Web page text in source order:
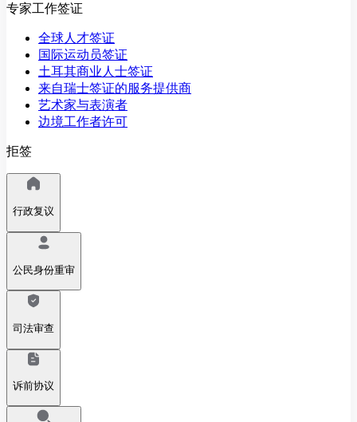
专家工作签证
全球人才签证
国际运动员签证
土耳其商业人士签证
来自瑞士签证的服务提供商
艺术家与表演者
边境工作者许可
拒签
行政复议
公民身份重审
司法审查
诉前协议